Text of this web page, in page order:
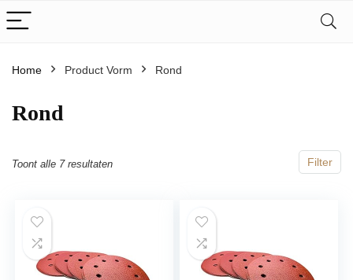
Home Product Vorm ‎Rond
‎Rond
Filter
Toont alle 7 resultaten